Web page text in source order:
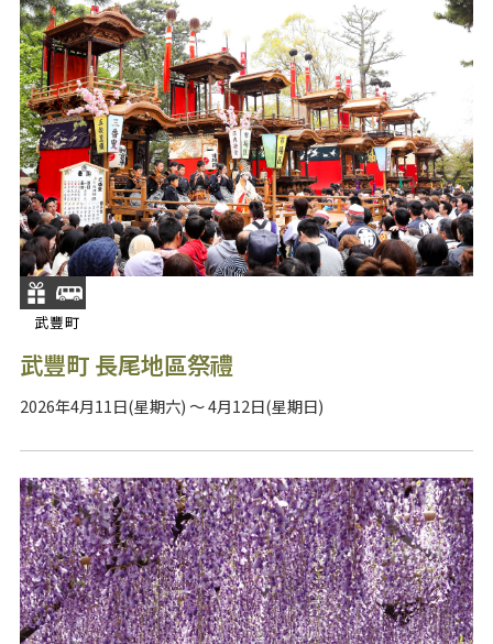
武豐町
武豐町 長尾地區祭禮
2026年4月11日(星期六) ～ 4月12日(星期日)